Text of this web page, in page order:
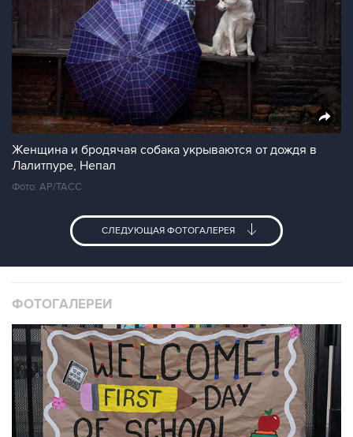
Женщина и бродячая собака укрываются от дождя в
Лалитпуре, Непал
Фото: АР/ТАСС
СЛЕДУЮЩАЯ ФОТОГАЛЕРЕЯ
ФОТОГАЛЕРЕИ